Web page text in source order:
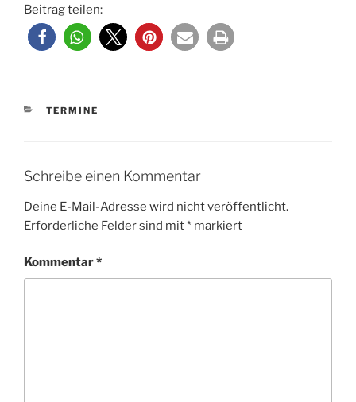
Beitrag teilen:
KATEGORIEN
TERMINE
Schreibe einen Kommentar
Deine E-Mail-Adresse wird nicht veröffentlicht.
Erforderliche Felder sind mit* markiert
Kommentar*